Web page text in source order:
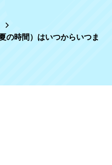
の時間）はいつからいつま